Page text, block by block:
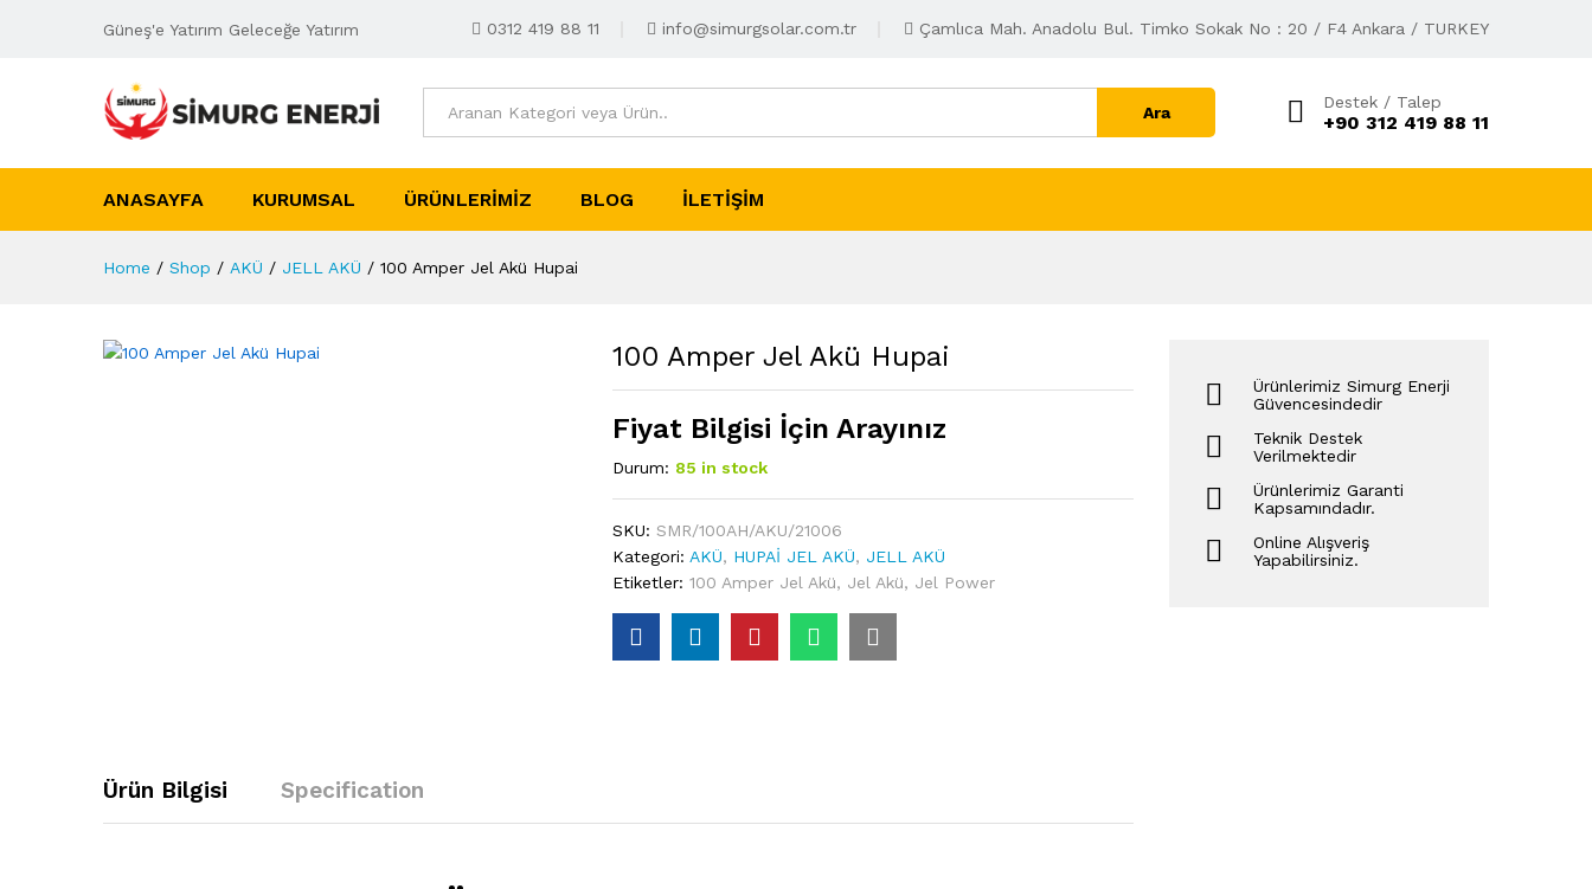
Güneş'e Yatırım Geleceğe Yatırım 0312 419 88 11 info@simurgsolar.com.tr Çamlıca Mah. Anadolu Bul. Timko Sokak No : 20 / F4 Ankara / TURKEY
Ara
Destek / Talep
+90 312 419 88 11
ANASAYFA KURUMSAL ÜRÜNLERIMIZ BLOG İLETIŞIM
Home / Shop / AKÜ / JELL AKÜ / 100 Amper Jel Akü Hupai
100 Amper Jel Akü Hupai
Fiyat Bilgisi İçin Arayınız
Durum: 85 in stock
SKU:SMR/100AH/AKU/21006
Kategori: AKÜ, HUPAİ JEL AKÜ, JELL AKÜ
Etiketler:100 Amper Jel Akü, Jel Akü, Jel Power
Ürün Bilgisi Specification
Ürünlerimiz Simurg Enerji
Güvencesindedir
Teknik Destek
Verilmektedir
Ürünlerimiz Garanti
Kapsamındadır.
Online Alışveriş
Yapabilirsiniz.